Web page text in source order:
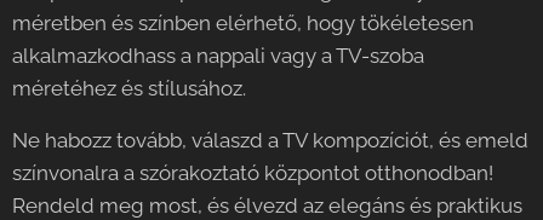
méretben és színben elérhető, hogy tökéletesen
alkalmazkodhass a nappali vagy a TV-szoba
méretéhez és stílusához.
Ne habozz tovább, válaszd a TV kompozíciót, és emeld
színvonalra a szórakoztató központot otthonodban!
Rendeld meg most, és élvezd az elegáns és praktikus